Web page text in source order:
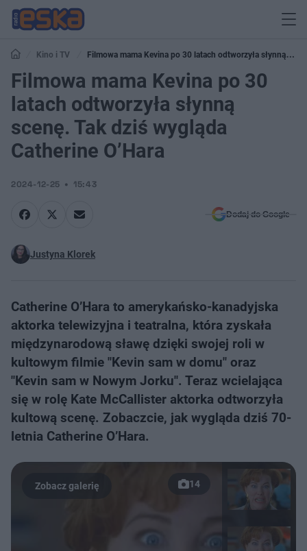
Kino i TV
Filmowa mama Kevina po 30 latach odtworzyła słynną
scenę. Tak dziś wygląda Catherine O’Hara
Filmowa mama Kevina po 30
latach odtworzyła słynną
scenę. Tak dziś wygląda
Catherine O’Hara
2024-12-25 15:43
Dodaj do Google
Justyna Klorek
Catherine O’Hara to amerykańsko-kanadyjska
aktorka telewizyjna i teatralna, która zyskała
międzynarodową sławę dzięki swojej roli w
kultowym filmie "Kevin sam w domu" oraz
"Kevin sam w Nowym Jorku". Teraz wcielająca
się w rolę Kate McCallister aktorka odtworzyła
kultową scenę. Zobaczcie, jak wygląda dziś 70-
letnia Catherine O’Hara.
14